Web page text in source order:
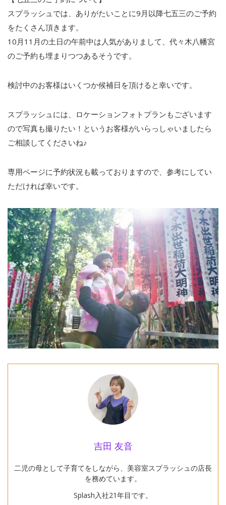
スプラッシュでは、ありがたいことに9月以降七五三のご予約
をたくさん頂きます。
10月11月の土日の午前中は人気がありまして、代々木八幡宮
のご予約も埋まりつつあるそうです。
検討中のお客様はいくつか候補日を頂けると幸いです。
スプラッシュには、ロケーションフォトプランもございます
ので写真も撮りたい！というお客様がいらっしゃいましたら
ご相談してくださいね♪
専用ページに予約状況も載っておりますので、参考にしてい
ただければ幸いです。
吉田 友音
二児の母として子育てをしながら、美容室スプラッシュの店長
を務めています。
Splash入社21年目です。